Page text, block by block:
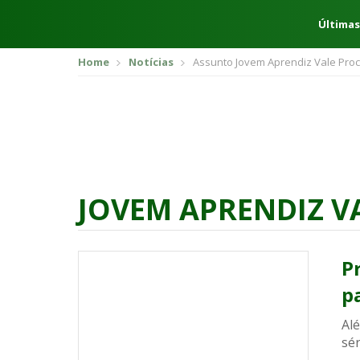
Home Notícias Assunto Jovem Aprendiz Vale
JOVEM APRENDIZ